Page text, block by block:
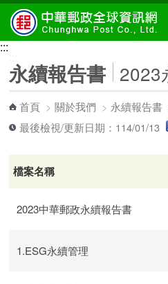
跳到主要內容區塊
:::
永續報告書 2023
首頁 >關於我們 > 永續報告書
最後檢視/更新日期：114/01/13
檔案名稱
2023中華郵政永續報告書
1.ESG永續管理